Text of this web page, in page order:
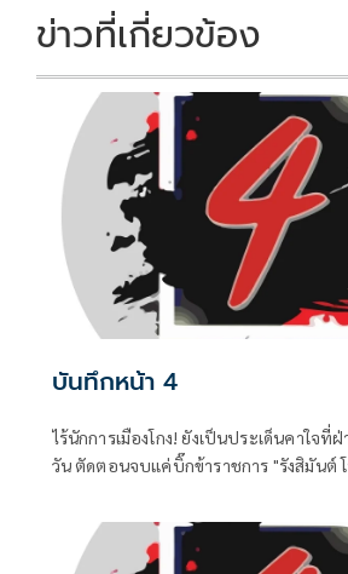
k k
ข่าวที่เกี่ยวข้อง
บันทึกหน้า 4
ไร้นักการเมืองโกง! ยังเป็นประเด็นคาใจที่
วัน ตัดตอนจบแค่บิ๊กข้าราชการ "รังสิมันต์
กฎหมาย การยุติธรรรมและสิทธิมนุษยชน